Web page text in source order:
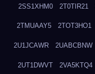
2SS1XHM0 2T0TIR21
2TMUAAY5 2TOT3HO1
2U1JCAWR 2UABCBNW
2UT1DWVT 2VA5KTQ4